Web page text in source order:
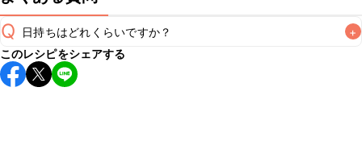
Q 日持ちはどれくらいですか？ +
保存期間は冷蔵で翌日中が目安です。なるべくお早めにお召
し上がりください。
このレシピをシェアする